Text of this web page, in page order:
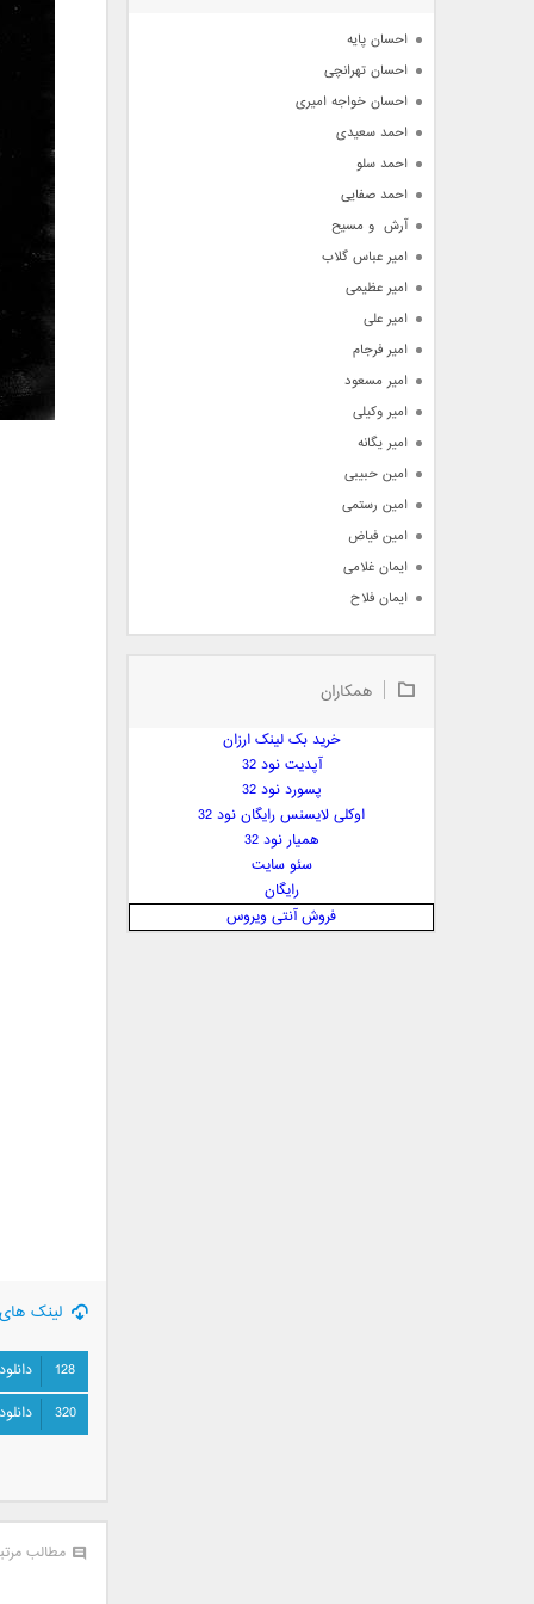
لینک
128
320
مطالب
احسان پایه
احسان تهرانچی
احسان خواجه امیری
احمد سعیدی
احمد سلو
احمد صفایی
آرش  و مسیح
امیر عباس گلاب
امیر عظیمی
امیر علی
امیر فرجام
امیر مسعود
امیر وکیلی
امیر یگانه
امین حبیبی
امین رستمی
امین فیاض
ایمان غلامی
ایمان فلاح
بابک جهانبخش
بابک مافی
بهنام صفوی
پارسا چیلیک
همکاران
خرید بک لینک ارزان
آپدیت نود 32
پسورد نود 32
اوکلی لایسنس رایگان نود 32
همیار نود 32
سئو سایت
رایگان
فروش آنتی ویروس